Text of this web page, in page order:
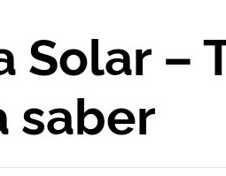
Solar –
saber